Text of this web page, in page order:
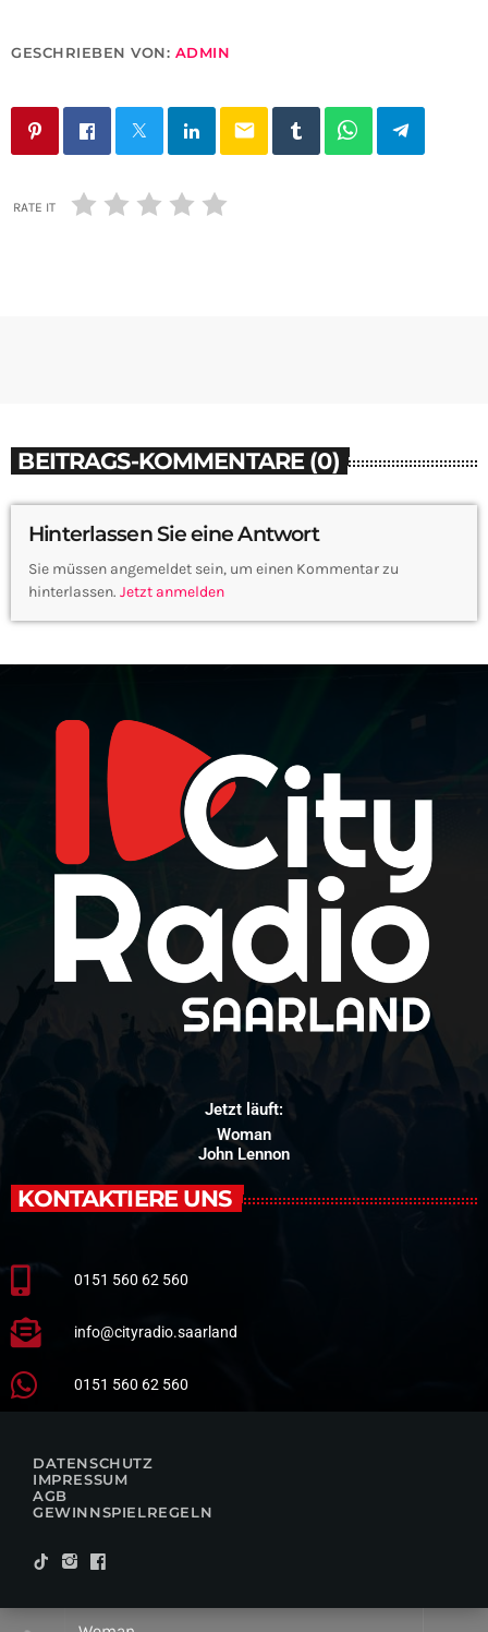
GESCHRIEBEN VON: ADMIN
email
RATE IT
BEITRAGS-KOMMENTARE (0)
Hinterlassen Sie eine Antwort
Sie müssen angemeldet sein, um einen Kommentar zu
hinterlassen. Jetzt anmelden
Jetzt läuft:
Woman
John Lennon
KONTAKTIERE UNS
0151 560 62 560
info@cityradio.saarland
0151 560 62 560
DATENSCHUTZ
IMPRESSUM
AGB
GEWINNSPIELREGELN